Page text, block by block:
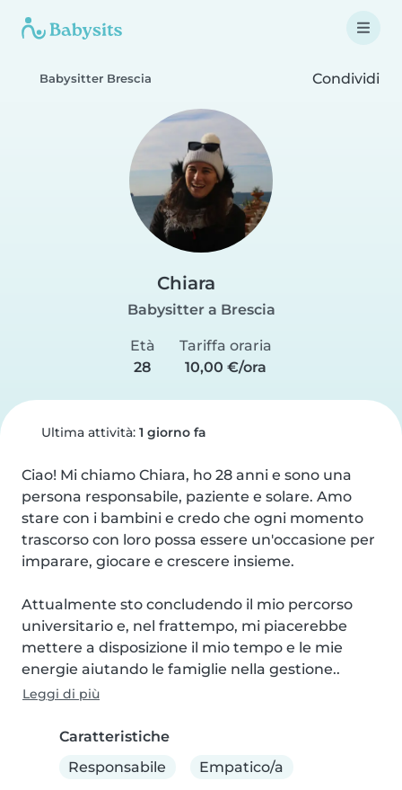
Babysitter Brescia Condividi
Chiara
Babysitter a Brescia
Età
28
Tariffa oraria
10,00 €/ora
Ultima attività: 1 giorno fa
Ciao! Mi chiamo Chiara, ho 28 anni e sono una
persona responsabile, paziente e solare. Amo
stare con i bambini e credo che ogni momento
trascorso con loro possa essere un'occasione per
imparare, giocare e crescere insieme.
Attualmente sto concludendo il mio percorso
universitario e, nel frattempo, mi piacerebbe
mettere a disposizione il mio tempo e le mie
energie aiutando le famiglie nella gestione..
Leggi di più
Caratteristiche
Responsabile
Empatico/a